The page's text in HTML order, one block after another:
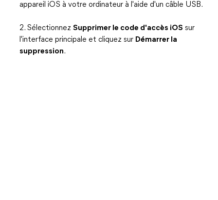
appareil iOS à votre ordinateur à l'aide d'un câble USB.
2. Sélectionnez Supprimer le code d'accès iOS sur
l'interface principale et cliquez sur Démarrer la
suppression.